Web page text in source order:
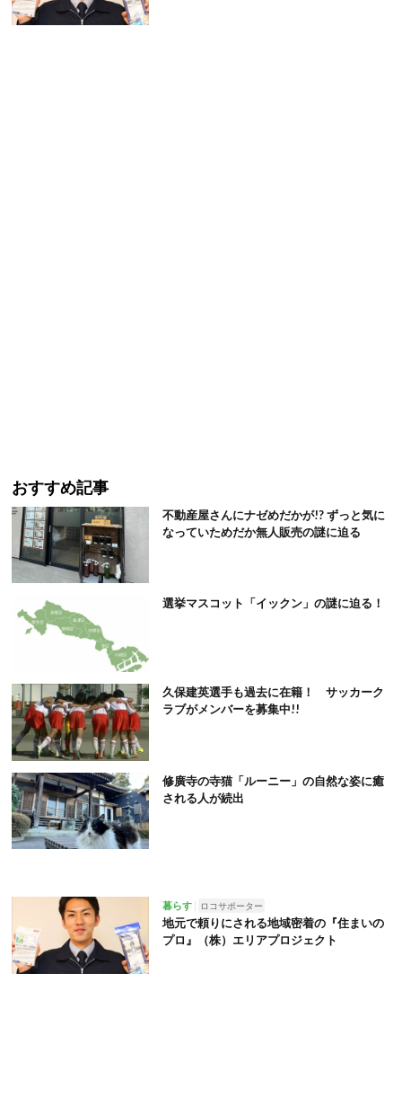
おすすめ記事
不動産屋さんにナゼめだかが!? ずっと気に
なっていためだか無人販売の謎に迫る
選挙マスコット「イックン」の謎に迫る！
久保建英選手も過去に在籍！ サッカーク
ラブがメンバーを募集中!!
修廣寺の寺猫「ルーニー」の自然な姿に癒
される人が続出
暮らす ロコサポーター
地元で頼りにされる地域密着の『住まいの
プロ』（株）エリアプロジェクト